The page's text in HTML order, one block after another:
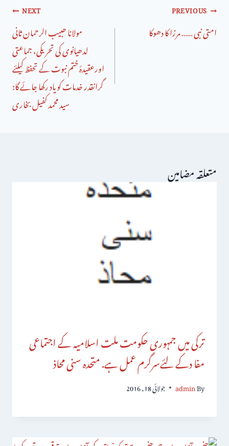
PREVIOUS
امتی نبی …… مرزا کا دھوکا
NEXT
مولانا حبیب الرحمان ثانی
لدھیانوی کی تحریکی، جماعتی
اورعقیدۂ ختم نبوت کے تحفظ کیلئے
گرانقدر خدمات کویاد رکھا جائے گا:
سید محمد کفیل بخاری
متعلقہ مضامین
ترکی میں جمہوری حکومت ملت اسلامیہ کے اجتماعی
مفا دکے لئےسرگرم عمل ہے. متحدہ سنی محاذ
By
admin جولائی 18, 2016